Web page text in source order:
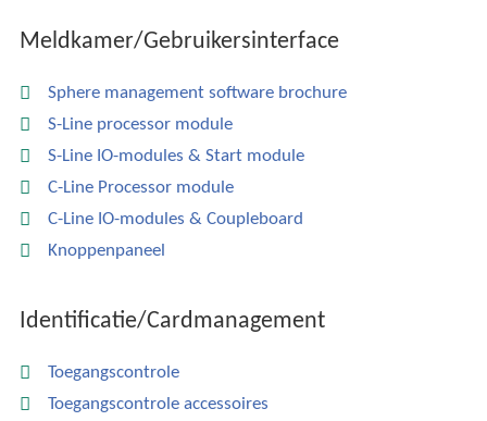
Meldkamer/Gebruikersinterface
Sphere management software brochure
S-Line processor module
S-Line IO-modules & Start module
C-Line Processor module
C-Line IO-modules & Coupleboard
Knoppenpaneel
Identificatie/Cardmanagement
Toegangscontrole
Toegangscontrole accessoires